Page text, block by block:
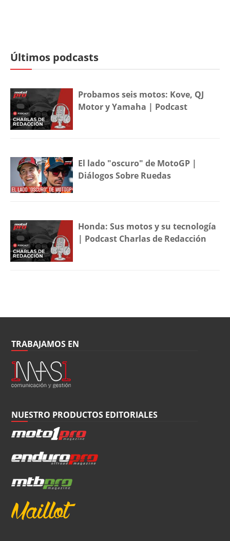
Últimos podcasts
Probamos seis motos: Kove, QJ
Motor y Yamaha | Podcast
El lado "oscuro" de MotoGP |
Diálogos Sobre Ruedas
Honda: Sus motos y su tecnología
| Podcast Charlas de Redacción
TRABAJAMOS EN
NUESTRO PRODUCTOS EDITORIALES